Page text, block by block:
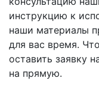
инструкцию к
наши материалы
для вас время.
оставить заявку
на прямую.